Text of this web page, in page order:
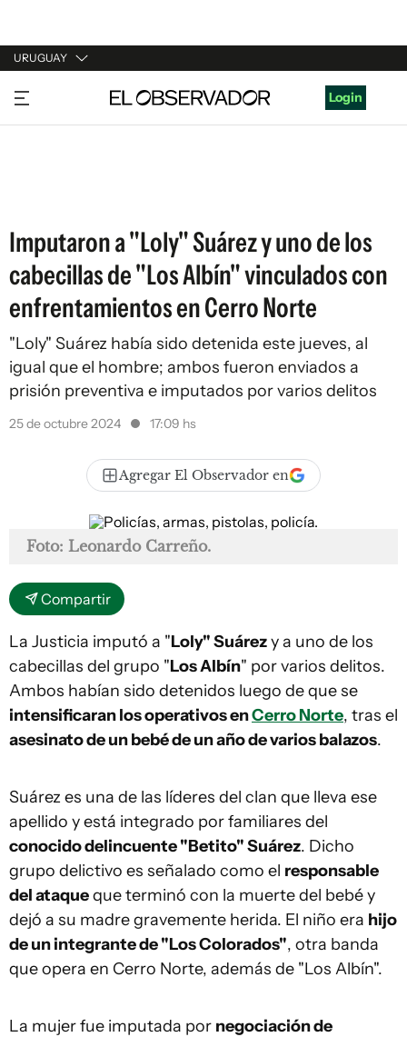
URUGUAY
URUGUAY
ARGENTINA
Login
Imputaron a "Loly" Suárez y uno de los
cabecillas de "Los Albín" vinculados con
enfrentamientos en Cerro Norte
"Loly" Suárez había sido detenida este jueves, al
igual que el hombre; ambos fueron enviados a
prisión preventiva e imputados por varios delitos
25 de octubre 2024 17:09 hs
Agregar El Observador en
Foto: Leonardo Carreño.
Compartir
La Justicia imputó a "Loly" Suárezy a uno de los
cabecillas del grupo "Los Albín" por varios delitos.
Ambos habían sido detenidos luego de que se
intensificaran los operativos enCerro Norte, tras el
asesinato de un bebé de un año de varios balazos.
Suárez es una de las líderes del clan que lleva ese
apellido y está integrado por familiares del
conocido delincuente "Betito" Suárez. Dicho
grupo delictivo es señalado como el responsable
del ataqueque terminó con la muerte del bebé y
dejó a su madre gravemente herida. El niño era hijo
de un integrante de "Los Colorados", otra banda
que opera en Cerro Norte, además de "Los Albín".
La mujer fue imputada por negociación de